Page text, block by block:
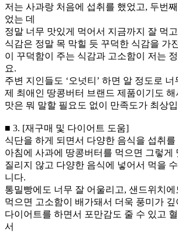
저는 사과랑 처음에 섭취를 했었고, 두번
었는 데
정말 너무 맛있게 먹어서 지금까지 잘 먹
식감은 정말 목 막힐 듯 꾸덕한 식감을 가
이 꾸덕함이 주는 식감과 고소함이 저는
요.
주변 지인들도 ‘오넛티’ 하면 알 정도로
제 최애인 땅콩버터 브랜드 제품이기도
맛은 뭐 말할 필요도 없이 만족도가 최상
■ 3. [재구매 및 다이어트 도움]
식단을 하게 되면서 다양한 음식을 섭취를
아침에 사과에 땅콩버터를 먹으면 그렇게
질리지 않고 다양한 음식에 넣어서 먹을
니다.
통밀빵에도 너무 잘 어울리고, 샌드위치에
먹으면 고소함이 배가돼서 더욱 풍미가
다이어트를 하면서 포만감도 줄 수 있고
서